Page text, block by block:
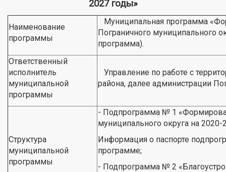
2027 годы»
Наименование
программы
Муниципальная программа
Пограничного муниципального
программа).
Ответственный
исполнитель
муниципальной
программы
Управление по работе с
района, далее администрации
Структура
муниципальной
программы
- Подпрограмма № 1
муниципального округа на 2020-
Информация о паспорте
программе;
- Подпрограмма № 2